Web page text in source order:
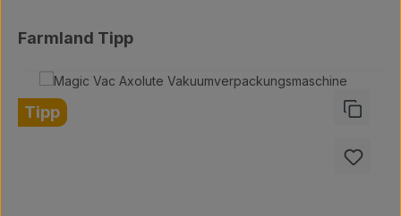
Produktgalerie überspringen
Farmland Tipp
Tipp